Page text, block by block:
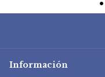
Información